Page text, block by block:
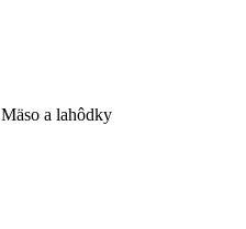
Mäso a lahôdky